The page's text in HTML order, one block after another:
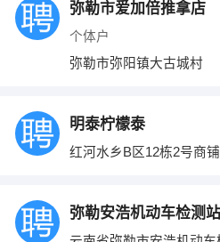
弥勒市爱加倍推拿店
个体户
弥勒市弥阳镇大古城村
明泰柠檬泰
红河水乡B区12栋2号商铺
弥勒安浩机动车检测站